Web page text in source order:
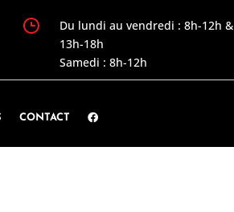
Du lundi au vendredi : 8h-12h &
13h-18h
Samedi : 8h-12h
CONTACT